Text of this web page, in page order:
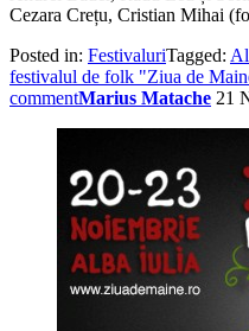
Cezara Crețu, Cristian Mihai
Posted in: FestivaluriTagged:
festivalul de folk "Ziua de
commentMarius Matache 21